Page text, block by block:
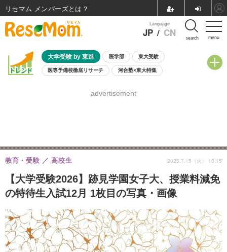
menu
Language
JP / CN search
大学受験 by 東進 医学部 東大受験
医専予備校徹底リサーチ 河合塾×東大特集
8月開催学校説明会・相談会
advertisement
【大学受験2026】跡見学園女子大、授業料減免
の特待生入試12月 1枚目の写真・画像
教育・受験 高校生 2025.7.15（火） 18:15
リセマム メンバーズ